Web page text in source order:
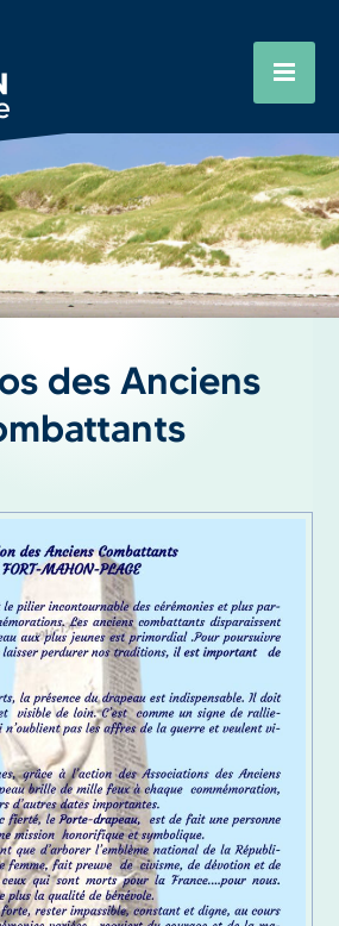
des Anciens